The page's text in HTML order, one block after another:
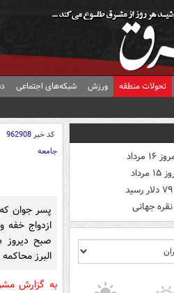
تحولات منطقه ورزش شبکه‌های اجتماعی
جهانی
کد خبر962908
جامعه
پسر جوان
ازدواج
صبح دیروز
البرز
به گزارش